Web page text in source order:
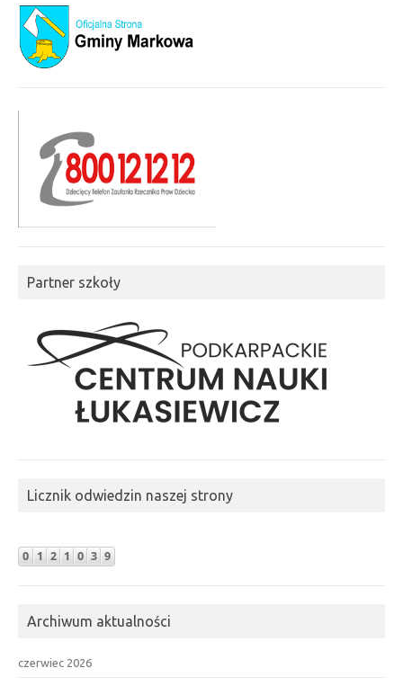
Partner szkoły
Licznik odwiedzin naszej strony
Archiwum aktualności
czerwiec 2026